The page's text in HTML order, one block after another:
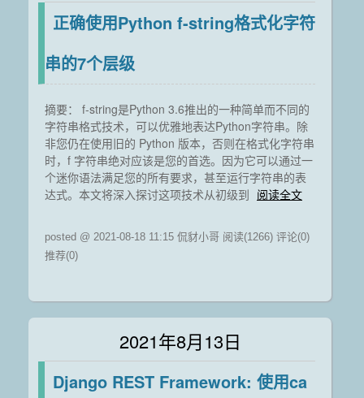
正确使用Python f-string格式化字符
串的7个层级
摘要： f-string是Python 3.6推出的一种简单而不同的
字符串格式技术，可以优雅地表达Python字符串。除
非您仍在使用旧的 Python 版本，否则在格式化字符串
时，f 字符串绝对应该是您的首选。因为它可以通过一
个迷你语法满足您的所有要求，甚至运行字符串的表
达式。本文将深入探讨这项技术从初级到 阅读全文
posted @ 2021-08-18 11:15 侃豺小哥 阅读(1266) 评论(0)
推荐(0)
2021年8月13日
Django REST Framework: 使用ca